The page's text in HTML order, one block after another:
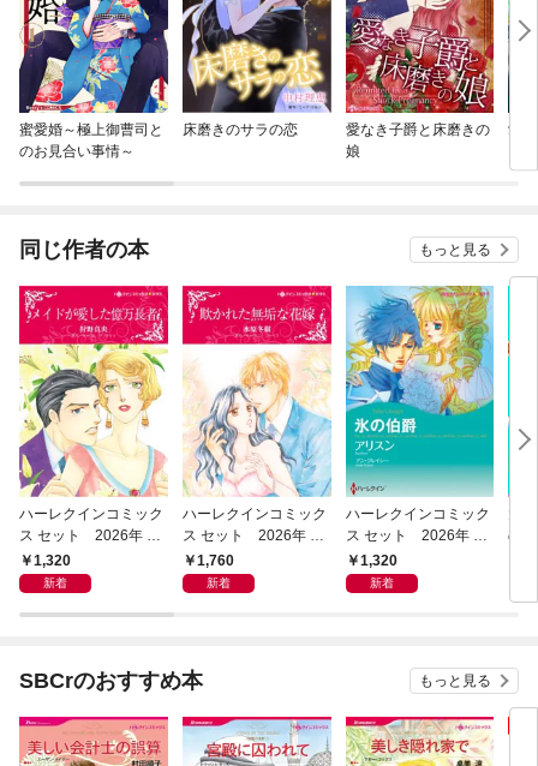
蜜愛婚～極上御曹司と
のお見合い事情～
床磨きのサラの恋
愛なき子爵と床磨きの
娘
愛
同じ作者の本 もっと見る
ハーレクインコミック
ス セット 2026年 vo
l.1023
1,320
新着
ハーレクインコミック
ス セット 2026年 vo
l.1073
1,760
新着
ハーレクインコミック
ス セット 2026年 vo
l.1009
1,320
新着
の
SBCrのおすすめ本 もっと見る